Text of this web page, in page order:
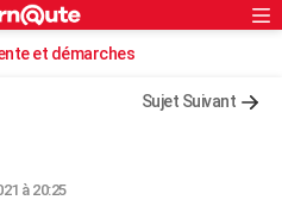
et démarches
Sujet Suivant
à 20:25